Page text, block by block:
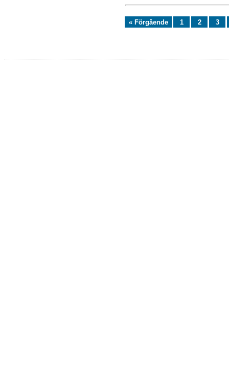
« Förgående 1 2 3